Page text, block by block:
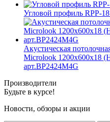
Угловой профиль RPP-
Акустическая
Microlook 1200x600x18
арт.BP2424M4G
Производители
Будьте в курсе!
Новости, обзоры и акции